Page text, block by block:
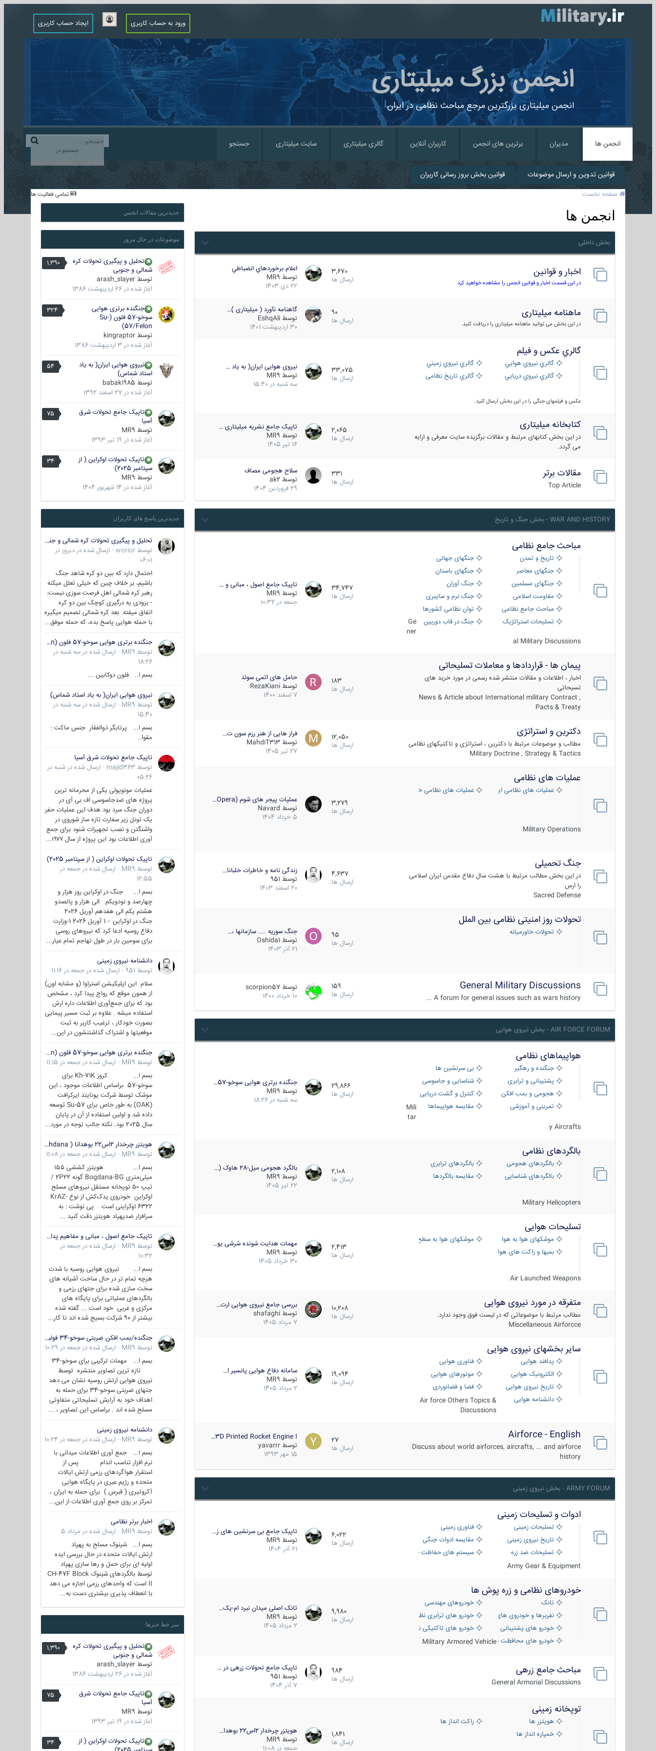
ورود به حساب کاربری ایجاد حساب کاربری
انجمن بزرگ میلیتاری
انجمن میلیتاری بزرگترین مرجع مباحث نظامی در ایران
جستجو در
انجمن ها مدیران برترین های انجمن کاربران آنلاین گالری میلیتاری سایت میلیتاری جستجو
قوانین تدوین و ارسال موضوعات قوانین بخش بروز رسانی کاربران
تمامی فعالیت ها صفحه نخست
انجمن ها
بخش داخلی
اخبار و قوانین
در این قسمت اخبار و قوانین انجمن را مشاهده خواهید کرد
3,670
ارسال ها
اعلام برخوردهاي انضباطي
توسط MR9
22 دی 1403
ماهنامه میلیتاری
در این بخش می توانید ماهنامه میلیتاری را دریافت کنید.
90
ارسال ها
گاهنامه نآورد ( میلیتاری )…
توسط EshqAli
30 اردیبهشت 1401
گالري عكس و فيلم
گالري نيروي هوايي
گالري نيروي زميني
گالري نيروي دريايي
گالري تاریخ نظامی
عکس و فیلمهای جنگی را در این بخش ارسال کنید.
33,075
ارسال ها
نیروی هوایی ایران( به یاد …
توسط MR9
سه شنبه در 15:40
کتابخانه میلیتاری
در این بخش کتابهای مرتبط و مقالات برگزیده سایت معرفی و ارایه
می گردد.
2,065
ارسال ها
تاپیک جامع نشریه میلیتاری …
توسط MR9
16 تیر 1405
مقالات برتر
Top Article
331
ارسال ها
سلاح هجومی مصاف
توسط ak2
29 فروردین 1404
WAR AND HISTORY - بخش جنگ و تاریخ
مباحث جامع نظامی
تاریخ و تمدن
جنگهای جهانی
جنگهای معاصر
جنگهای باستان
جنگهای مسلمین
جنگ آوران
مقاومت اسلامی
جنگ نرم و سایبری
مباحث جامع نظامی
توان نظامی کشورها
تسلیحات استراتژیک
جنگ در قاب دوربین
Ge
ner
al Military Discussions
34,747
ارسال ها
تاپیک جامع اصول ، مبانی و …
توسط MR9
جمعه در 10:32
پیمان ها - قراردادها و معاملات تسلیحاتی
اخبار ، اطلاعات و مقالات منتشر شده رسمی در مورد خرید های
تسیحاتی
News & Article about International military Contract ,
Pacts & Treaty
183
ارسال ها
حامل های اتمی سوئد
توسط RezaKiani
7 اسفند 1400
دکترین و استراتژی
مطالب و موضوعات مرتبط با دکترین ، استراتژی و تاکتیکهای نظامی
Military Doctrine , Strategy & Tactics
12,050
ارسال ها
فراز هایی از هنر رزم سون ت…
توسط MahdiT313
27 تیر 1405
عملیات های نظامی
عملیات های نظامی ایران عملیات های نظامی خارجی
Military Operations
3,279
ارسال ها
عملیات پیجر های شوم (Opera…
توسط Navard
5 خرداد 1404
جنگ تحمیلی
در این بخش مطالب مرتبط با هشت سال دفاع مقدس ایران اسلامی
را ارس
Sacred Defense
4,637
ارسال ها
زندگی نامه و خاطرات خلبانا…
توسط 951
20 اسفند 1403
تحولات روز امنیتی نظامی بین الملل
تحولات خاورمیانه
95
ارسال ها
جنگ سوریه .... سازمانها ،…
توسط Oshida1
21 آذر 1403
General Military Discussions
A forum for general issues such as wars history ...
159
ارسال ها
توسط scorpion57
10 خرداد 1400
AIR FORCE FORUM - بخش نیروی هوایی
هواپیماهای نظامی
جنگنده و رهگیر
بی سرنشین ها
پشتیبانی و ترابری
شناسایی و جاسوسی
هجومی و بمب افکن
کنترل و گشت دریایی
تمرینی و آموزشی
مقایسه هواپیماها
Mili
tar
y Aircrafts
29,866
ارسال ها
جنگنده برتری هوایی سوخو-57…
توسط MR9
سه شنبه در 18:26
بالگردهای نظامی
بالگردهای هجومی
بالگردهای ترابری
بالگردهای شناسایی
مقایسه بالگردها
Military Helicopters
2,108
ارسال ها
بالگرد هجومی میل-28 هاوک (…
توسط MR9
22 تیر 1405
تسلیحات هوایی
موشکهای هوا به هوا
موشکهای هوا به سطح
بمبها و راکت های هوایی
Air Launched Weapons
2,413
ارسال ها
مهمات هدایت شونده سُرشی یو…
توسط MR9
30 خرداد 1405
متفرقه در مورد نیروی هوایی
مطالب مرتبط با موضوعاتی که در لیست فوق وجود ندارد.
Miscellaneous Airforcce
10,208
ارسال ها
بررسی جامع نیروی هوایی ارت…
توسط shafaghi
7 مرداد 1405
سایر بخشهای نیروی هوایی
پدافند هوایی
فناوری هوایی
الکترونیک هوایی
موتورهای هوایی
تاریخ نیروی هوایی
فضا و فضانوردی
دانشنامه هوایی
Air force Others Topics &
Discussions
19,094
ارسال ها
سامانه دفاع هوایی پانسیر ا…
توسط MR9
2 مرداد 1405
Airforce - English
Discuss about world airforces, aircrafts, ... and airforce
history
27
ارسال ها
3D Printed Rocket Engine I…
توسط yavarrr
15 مهر 1393
ARMY FORUM - بخش نیروی زمینی
ادوات و تسلیحات زمینی
تسلیحات زمینی
فناوری زمینی
تاریخ نیروی زمینی
مقایسه ادوات جنگی
تسلیحات ضد زره
سیستم های حفاظت فعال
Army Gear & Equipment
6,022
ارسال ها
تاپیک جامع بی سرنشین های ز…
توسط MR9
21 آذر 1404
خودروهای نظامی و زره پوش ها
تانک
خودروهای مهندسی
نفربرها و خودروی های رزمی پیاده نظامخودرو های ترابری نظامی
خودرو های پشتیبانی آتش ، شناسایی و ضد تانک
خودرو های تاکتیکی نظامی
خودرو های محافظت شدهMilitary Armored Vehicle
9,980
ارسال ها
تانک اصلی میدان نبرد ام-یک…
توسط MR9
2 مرداد 1405
مباحث جامع زرهی
General Armorial Discussions
984
ارسال ها
تاپیک جامع تحولات زرهی در …
توسط 951
7 آذر 1404
توپخانه زمینی
هویتزر ها
راکت انداز ها
خمپاره انداز ها
1,841
ارسال ها
هویتزر چرخدار 2اس22 بوهدا…
توسط MR9
جمعه در 11:08
جدیدترین مقالات انجمن
موضوعات در حال مرور
1,390
تحلیل و پیگیری تحولات کره
شمالی و جنوبی
توسط arash_slayer
آغاز شده در 26 اردیبهشت 1386
324
جنگنده برتری هوایی
سوخو-57 فلون (Su-
57/Felon)
توسط kingraptor
آغاز شده در 3 اردیبهشت 1386
54
نیروی هوایی ایران( به یاد
استاد شماس)
توسط babak1985
آغاز شده در 27 اسفند 1392
75
تاپیک جامع تحولات شرق
آسیا
توسط MR9
آغاز شده در 19 تیر 1393
34
تاپیک تحولات اوکراین ( از
سپتامبر 2025)
توسط MR9
آغاز شده در 14 شهریور 1404
جدیدترین پاسخ های کاربران
تحلیل و پیگیری تحولات کره شمالی و جنوبی
توسط worior
· ارسال شده در دیروز در
06:01
احتمال دارد که بین دو کره شاهد جنگ
باشیم، بر خلاف چین که خیلی تعلل میکنه
رهبر کره شمالی اهل فرصت سوزی نیست:
- بزودی یه درگیری کوچک بین دو کره
اتفاق میفته. بعد کره شمالی تصمیم میگیره
با حمله هوایی پاسخ بده، که حمله موفق...
جنگنده برتری هوایی سوخو-57 فلون (Su-57/Felon)
توسط MR9
· ارسال شده در سه شنبه در
18:26
بسم ا.. فلون دوکابین ...
نیروی هوایی ایران( به یاد استاد شماس)
توسط MR9
· ارسال شده در سه شنبه در
15:40
بسم ا... پرتابگر ذوالفقار جنس ماکت :
مقوا..
تاپیک جامع تحولات شرق آسیا
توسط majid363
· ارسال شده در شنبه در
05:26
عملیات مونوپولی یکی از محرمانه ترین
پروژه های ضدجاسوسی اف بی آی در
دوران جنگ سرد بود هدف این عملیات حفر
یک تونل زیر سفارت تازه ساز شوروی در
واشنگتن و نصب تجهیزات شنود برای جمع
آوری اطلاعات بود این پروژه از سال ۱۹۷۷...
تاپیک تحولات اوکراین ( از سپتامبر 2025)
توسط MR9
· ارسال شده در جمعه در
12:55
بسم ا... جنگ در اوکراین روز هزار و
چهارصد و نودویکم الی هزار و پانصدو
هشتم یکم الی هفدهم آوریل 2026
جنگ در اوکراین – 1 آوریل 2026 1-وزارت
دفاع روسیه ادعا کرد که نیروهای روسی
برای سومین بار در طول تهاجم تمام عیار...
دانشنامه نیروی زمینی
توسط 951
· ارسال شده در جمعه در 11:16
سلام این اپلیکیشن استراوا (و مشابه اون)
از همون موقع که رواج پیدا کرد ، مشخص
بود که برای جمع‌آوری اطلاعات داره ارش
استفاده میشه . علاوه بر ثبت مسیر پیمایی
بصورت خودکار ، ترغیب کاربر به ثبت
موقعیتها و اشتراک‌ گذاشتنشون در این...
جنگنده برتری هوایی سوخو-57 فلون (Su-57/Felon)
توسط MR9
· ارسال شده در جمعه در 11:15
بسم ا... کروز Kh-71K برای
سوخو-57 براساس اطلاعات موجود ، این
موشک توسط شرکت یونایتد ایرکرافت
(OAK) به طور خاص برای Su-57 توسعه
داده شد و اولین استفاده از آن در پایان
سال 2025 بود. نکته جالب توجه در مورد...
هویتزر چرخدار 2اس22 بوهدانا ( wheeled howitzer 2S22 Bohdana )
توسط MR9
· ارسال شده در جمعه در 11:08
بسم ا... هویتزر کششی ۱۵۵
میلی‌متری Bogdana-BG گونه 2P22 /
تیپ ۵۰ توپخانه مستقل نیروهای مسلح
اوکراین خودروی یدک‌کش از نوع KrAZ-
6322 اوکراینی است پی نوشت : به
سرافزار ضدپهپاد هویتزر دقت کنید ...
تاپیک جامع اصول ، مبانی و مفاهیم پدافند غیر عامل
توسط MR9
· ارسال شده در جمعه در
10:32
بسم ا... نیروی هوایی روسیه با شدت
هرچه تمام تر در حال ساخت آشیانه های
سخت سازی شده برای جتهای رزمی و
بالگردهای عملیاتی برای پایگاه های
مرکزی و غربی خود است ... گفته شده
بیشتر از 90 شرکت بسیج شده اند تا کار...
جنگنده/بمب افکن ضربتی سوخو-34 فولبک ( Sukhoi Su-34/Fullback)
توسط MR9
· ارسال شده در جمعه در 10:29
بسم ا... مهمات ترکیبی برای سوخو-34
تازه ترین تصاویر منتشره توسط
نیروی هوایی ارتش روسیه نشان می دهد
جتهای ضربتی سوخو-34 برای حمله به
اهداف خود به آرایش تسلیحاتی متفاوتی
مسلح شده اند . براساس این تصاویر ، ...
دانشنامه نیروی زمینی
توسط MR9
· ارسال شده در جمعه در 10:24
بسم ا... جمع آوری اطلاعات میدانی با
نرم افزار تناسب اندام پس از
استقرار هواگردهای رزمی ارتش ایالات
متحده و رژیم عبری در پایگاه هوایی
آکروتیری ( قبرس ) برای حمله به ایران ،
تمرکز بر روی جمع آوری اطلاعات از این...
اخبار برتر نظامی
توسط MR9
· ارسال شده در مرداد 5
بسم ا... شینوک مسلح به پهپاد
ارتش ایالات متحده در حال بررسی ایده
اولیه ای برای حمل و رها سازی پهپاد
توسط بالگردهای شینوک CH-47F Block
II است که واحدهای رزمی اجازه می دهد
با انعطاف پذیری بیشتری دست به...
سر خط خبرها
1,390
تحلیل و پیگیری تحولات کره
شمالی و جنوبی
توسط arash_slayer
آغاز شده در 26 اردیبهشت 1386
75
تاپیک جامع تحولات شرق
آسیا
توسط MR9
آغاز شده در 19 تیر 1393
34
تاپیک تحولات اوکراین ( از